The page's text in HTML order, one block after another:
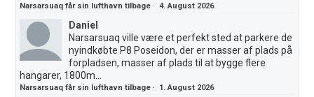
Narsarsuaq får sin lufthavn tilbage ·4. August 2026
Daniel
Narsarsuaq ville være et perfekt sted at parkere de
nyindkøbte P8 Poseidon, der er masser af plads på
forpladsen, masser af plads til at bygge flere
hangarer, 1800m...
Narsarsuaq får sin lufthavn tilbage · 1. August 2026